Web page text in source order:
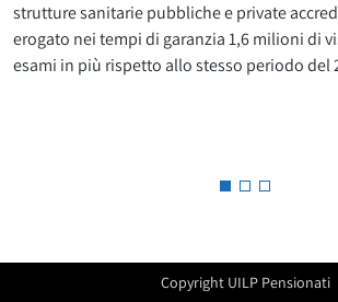
strutture sanitarie pubbliche e private
erogato nei tempi di garanzia 1,6 milioni di
esami in più rispetto allo stesso periodo del
Copyright UILP Pensionati